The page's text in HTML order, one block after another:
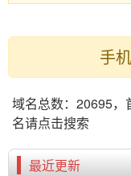
手
域名总数：20695，
名请点击搜索
最近更新